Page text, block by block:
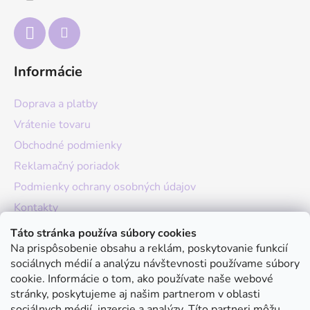
Táto stránka používa súbory cookies
Na prispôsobenie obsahu a reklám, poskytovanie funkcií
sociálnych médií a analýzu návštevnosti používame súbory
cookie. Informácie o tom, ako používate naše webové
stránky, poskytujeme aj našim partnerom v oblasti
Informácie
Doprava a platby
Vrátenie tovaru
Obchodné podmienky
Reklamačný poriadok
Podmienky ochrany osobných údajov
Kontakty
O nás
Hodnotenie obchodu
Moja objednávka
Instagram